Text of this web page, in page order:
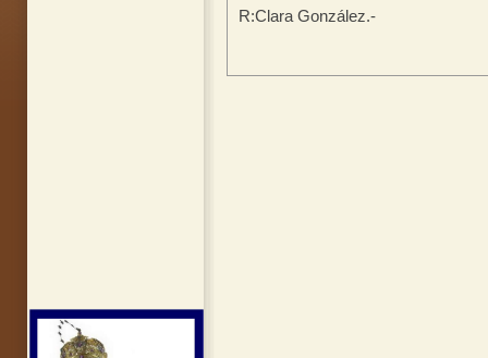
R:Clara González.-